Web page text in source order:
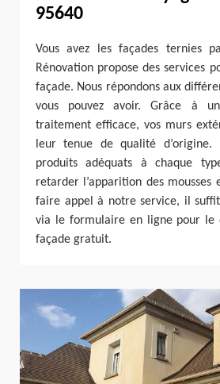
95640
Vous avez les façades ternies
Rénovation propose des services
façade. Nous répondons aux
vous pouvez avoir. Grâce à
traitement efficace, vos murs
leur tenue de qualité d’origine.
produits adéquats à chaque
retarder l’apparition des mousses
faire appel à notre service, il
via le formulaire en ligne pour le
façade gratuit.